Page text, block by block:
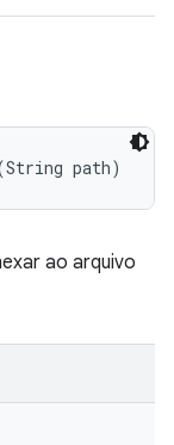
path)
ao arquivo